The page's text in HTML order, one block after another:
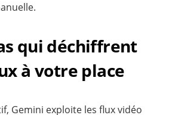
qui déchiffrent
à votre place
Gemini exploite les flux vidéo